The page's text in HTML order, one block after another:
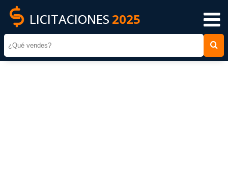
LICITACIONES 2025